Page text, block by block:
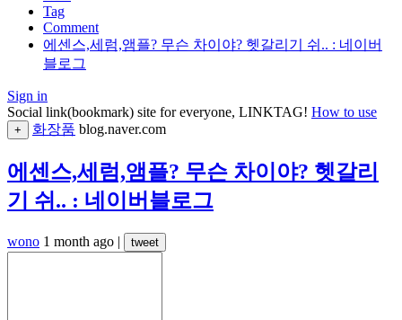
Tag
Comment
에센스,세럼,앰플? 무슨 차이야? 헷갈리기 쉬.. : 네이버
블로그
Sign in
Social link(bookmark) site for everyone, LINKTAG! How to use
+ 화장품 blog.naver.com
에센스,세럼,앰플? 무슨 차이야? 헷갈리
기 쉬.. : 네이버블로그
wono 1 month ago | tweet